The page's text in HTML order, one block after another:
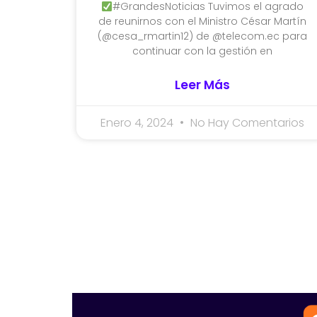
#GrandesNoticias Tuvimos el agrado
de reunirnos con el Ministro César Martín
(@cesa_rmartin12) de @telecom.ec para
continuar con la gestión en
Leer Más
Enero 4, 2024 No Hay Comentarios